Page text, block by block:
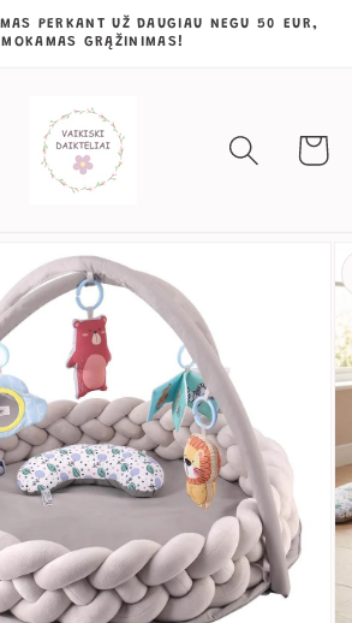
PERKANT UŽ DAUGIAU NEGU 50 EUR,
GRĄŽINIMAS!